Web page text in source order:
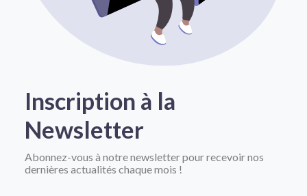
Inscription à la
Newsletter
Abonnez-vous à notre newsletter pour recevoir nos
dernières actualités chaque mois !